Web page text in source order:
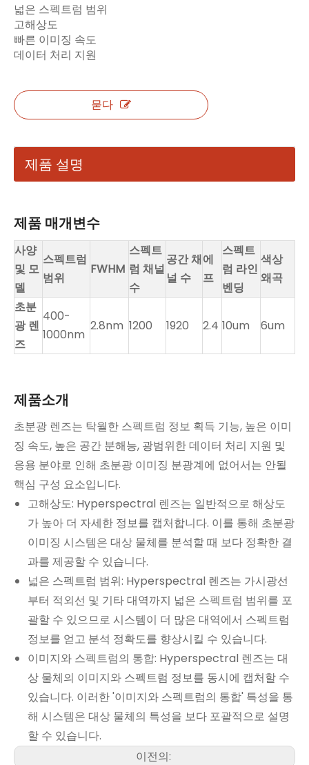
넓은 스펙트럼 범위
고해상도
빠른 이미징 속도
데이터 처리 지원
묻다
제품 설명
제품 매개변수
사양
및 모
델
스펙트럼
범위
FWHM
스펙트
럼 채널
수
공간 채
널 수
에
프
스펙트
럼 라인
벤딩
색상
왜곡
초분
광 렌
즈
400-
1000nm
2.8nm 1200 1920 2.4 10um 6um
제품소개
초분광 렌즈는 탁월한 스펙트럼 정보 획득 기능, 높은 이미
징 속도, 높은 공간 분해능, 광범위한 데이터 처리 지원 및
응용 분야로 인해 초분광 이미징 분광계에 없어서는 안될
핵심 구성 요소입니다.
고해상도: Hyperspectral 렌즈는 일반적으로 해상도
가 높아 더 자세한 정보를 캡처합니다. 이를 통해 초분광
이미징 시스템은 대상 물체를 분석할 때 보다 정확한 결
과를 제공할 수 있습니다.
넓은 스펙트럼 범위: Hyperspectral 렌즈는 가시광선
부터 적외선 및 기타 대역까지 넓은 스펙트럼 범위를 포
괄할 수 있으므로 시스템이 더 많은 대역에서 스펙트럼
정보를 얻고 분석 정확도를 향상시킬 수 있습니다.
이미지와 스펙트럼의 통합: Hyperspectral 렌즈는 대
상 물체의 이미지와 스펙트럼 정보를 동시에 캡처할 수
있습니다. 이러한 '이미지와 스펙트럼의 통합' 특성을 통
해 시스템은 대상 물체의 특성을 보다 포괄적으로 설명
할 수 있습니다.
이전의: